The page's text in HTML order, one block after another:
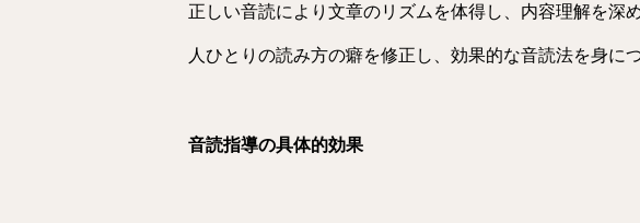
正しい音読により文章のリズムを体得し、内容理解を深
人ひとりの読み方の癖を修正し、効果的な音読法を身に
音読指導の具体的効果